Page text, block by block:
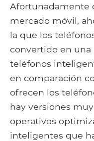
Afortunadamente
mercado móvil,
la que los
convertido en una
teléfonos
en comparación
ofrecen los
hay versiones
operativos
inteligentes que